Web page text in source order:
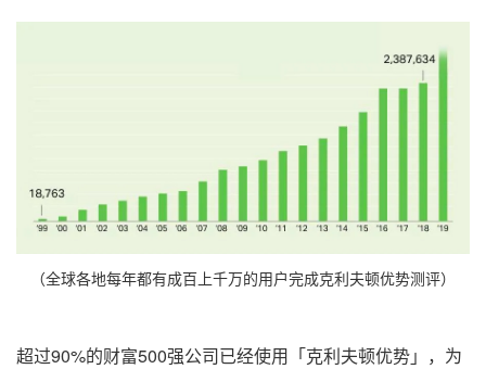
（全球各地每年都有成百上千万的用户完成克利夫顿优势测评）
超过90%的财富500强公司已经使用「克利夫顿优势」，为